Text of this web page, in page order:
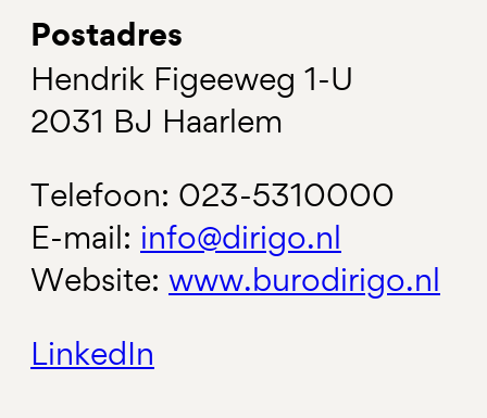
Postadres
Hendrik Figeeweg 1-U
2031 BJ Haarlem
Telefoon: 023-5310000
E-mail: info@dirigo.nl
Website: www.burodirigo.nl
LinkedIn